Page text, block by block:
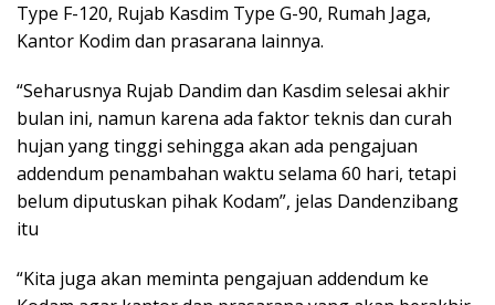
Type F-120, Rujab Kasdim Type G-90, Rumah Jaga,
Kantor Kodim dan prasarana lainnya.
“Seharusnya Rujab Dandim dan Kasdim selesai akhir
bulan ini, namun karena ada faktor teknis dan curah
hujan yang tinggi sehingga akan ada pengajuan
addendum penambahan waktu selama 60 hari, tetapi
belum diputuskan pihak Kodam”, jelas Dandenzibang
itu
“Kita juga akan meminta pengajuan addendum ke